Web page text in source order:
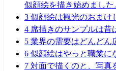
似顔絵を描き始めました
3 似顔絵は観光のおまけ
4 席描きのサンプルは昔
5 業界の需要はどんどん
6 似顔絵はやっと職業に
7 対面で描くのと、写真